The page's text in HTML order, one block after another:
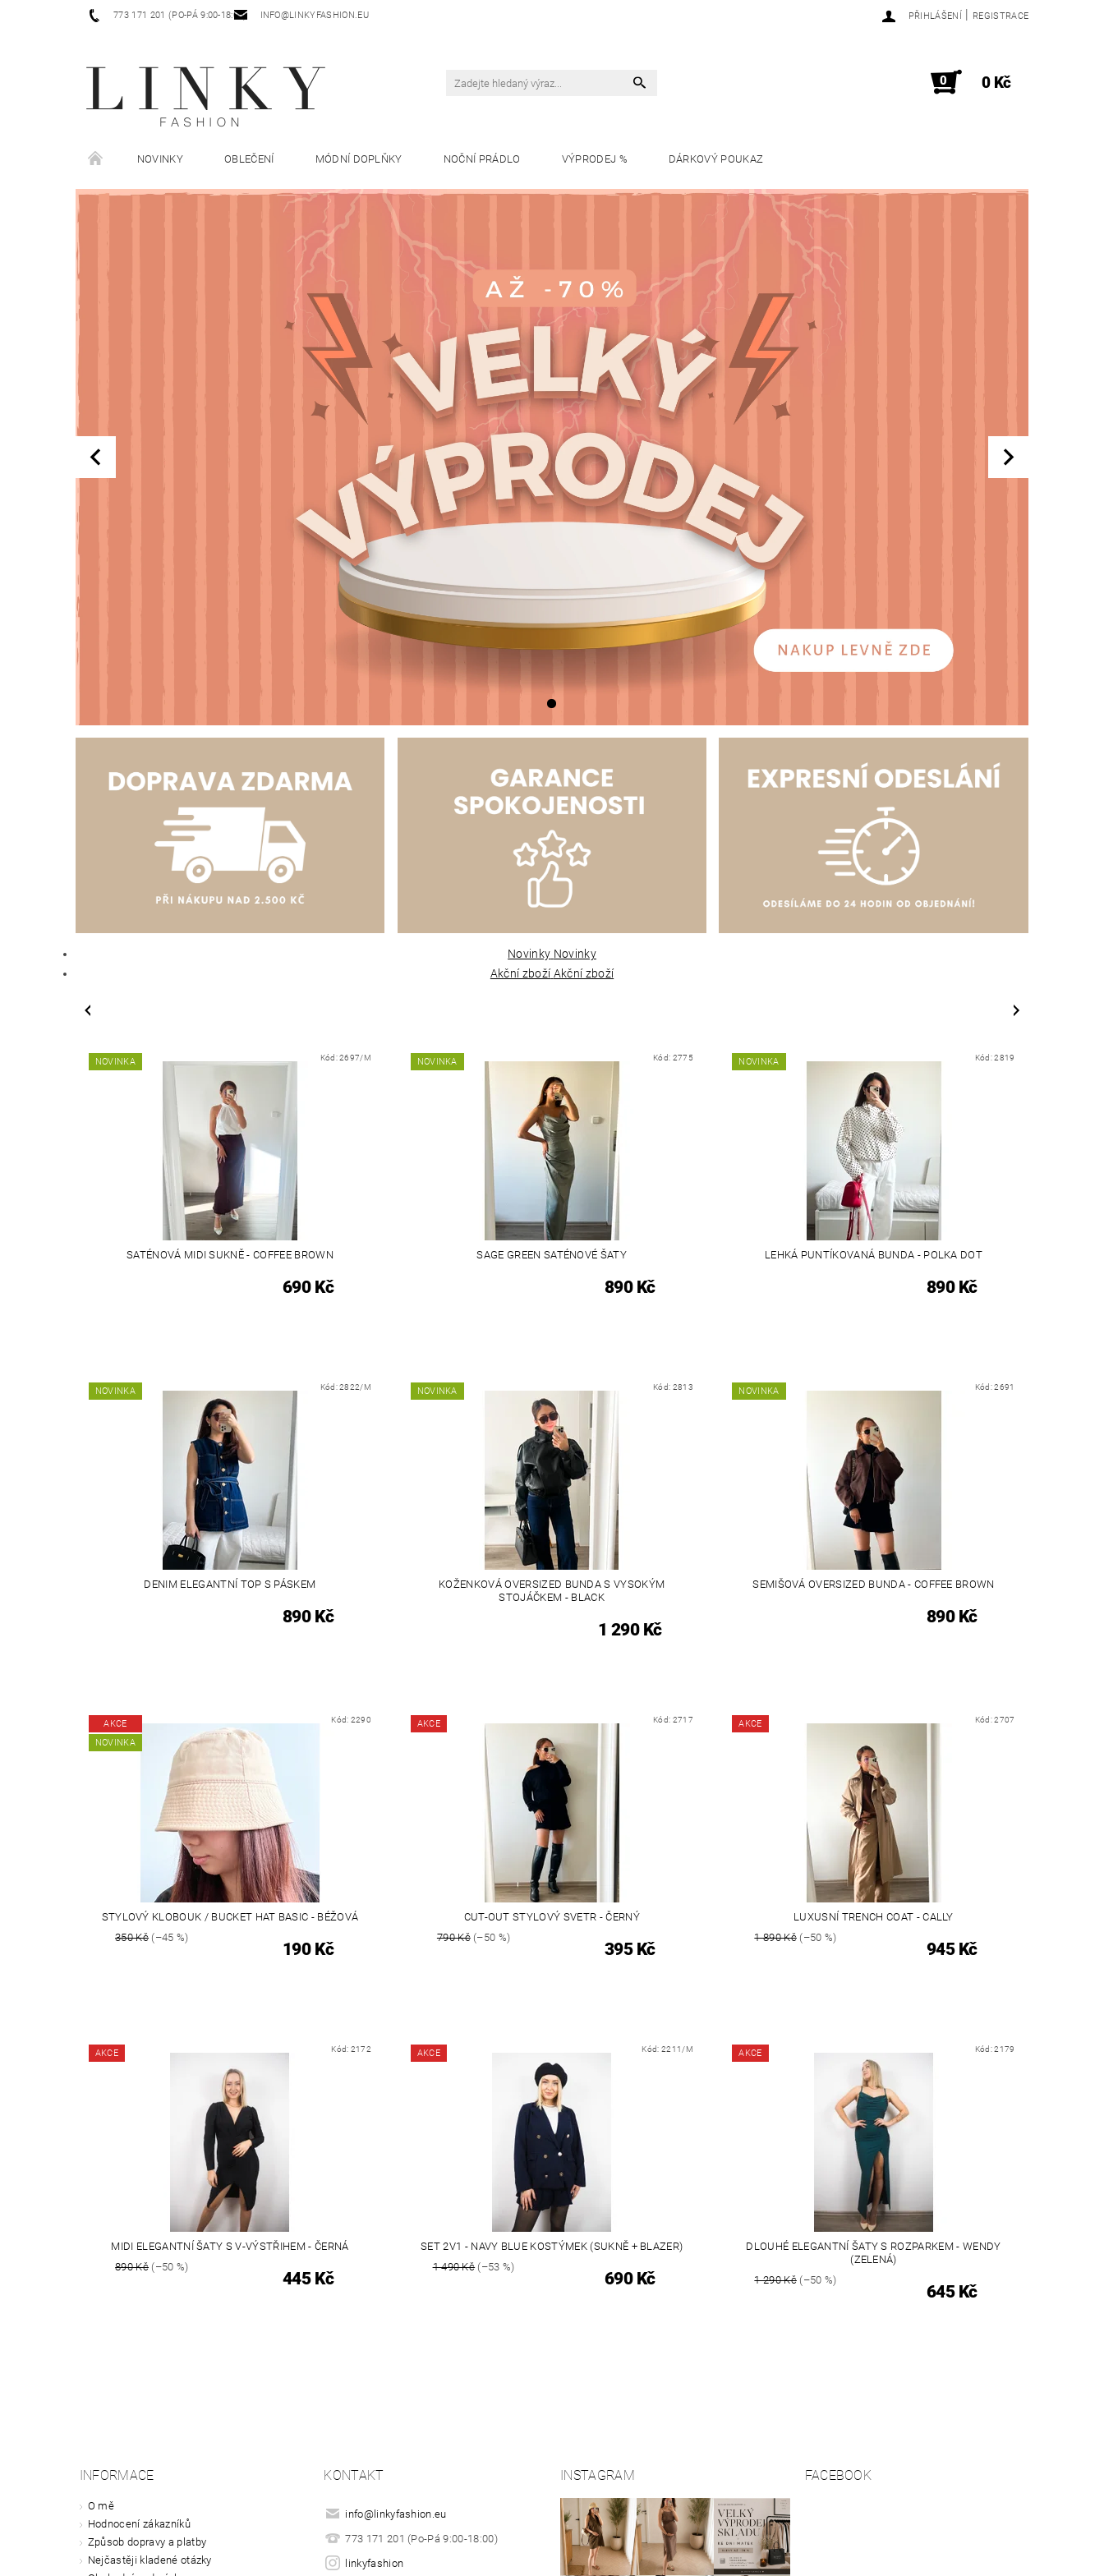
773 171 201 (PO-PÁ 9:00-18:00) INFO@LINKYFASHION.EU PŘIHLÁŠENÍ | REGISTRACE
0 0 Kč
NOVINKY OBLEČENÍ MÓDNÍ DOPLŇKY NOČNÍ PRÁDLO VÝPRODEJ % DÁRKOVÝ POUKAZ
Novinky Novinky
Akční zboží Akční zboží
NOVINKA Kód:2697/M
SATÉNOVÁ MIDI SUKNĚ - COFFEE BROWN
690 Kč
NOVINKA Kód: 2775
SAGE GREEN SATÉNOVÉ ŠATY
890 Kč
NOVINKA Kód:2819
LEHKÁ PUNTÍKOVANÁ BUNDA - POLKA DOT
890 Kč
NOVINKA Kód:2822/M
DENIM ELEGANTNÍ TOP S PÁSKEM
890 Kč
NOVINKA Kód: 2813
KOŽENKOVÁ OVERSIZED BUNDA S VYSOKÝM
STOJÁČKEM - BLACK
1 290 Kč
NOVINKA Kód:2691
SEMIŠOVÁ OVERSIZED BUNDA - COFFEE BROWN
890 Kč
AKCE
NOVINKA
Kód: 2290
STYLOVÝ KLOBOUK / BUCKET HAT BASIC - BÉŽOVÁ
350 Kč (–45 %)
190 Kč
AKCE Kód: 2717
CUT-OUT STYLOVÝ SVETR - ČERNÝ
790 Kč(–50 %)
395 Kč
AKCE Kód:2707
LUXUSNÍ TRENCH COAT - CALLY
1 890 Kč(–50 %)
945 Kč
AKCE Kód: 2172
MIDI ELEGANTNÍ ŠATY S V-VÝSTŘIHEM - ČERNÁ
890 Kč (–50 %)
445 Kč
AKCE Kód: 2211/M
SET 2V1 - NAVY BLUE KOSTÝMEK (SUKNĚ + BLAZER)
1 490 Kč(–53 %)
690 Kč
AKCE Kód:2179
DLOUHÉ ELEGANTNÍ ŠATY S ROZPARKEM - WENDY
(ZELENÁ)
1 290 Kč(–50 %)
645 Kč
INFORMACE
O mě
Hodnocení zákazníků
Způsob dopravy a platby
Nejčastěji kladené otázky
KONTAKT
info@linkyfashion.eu
773 171 201 (Po-Pá 9:00-18:00)
linkyfashion
INSTAGRAM FACEBOOK